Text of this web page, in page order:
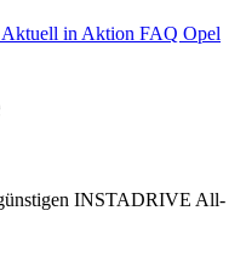
Aktuell in Aktion FAQ Opel
INSTADRIVE All-